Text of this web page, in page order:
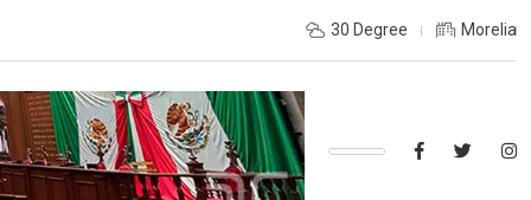
DEL ESTADO Y DESEAS ESTUDIAR UNA LICENCIATURA?,
30 Degree Morelia